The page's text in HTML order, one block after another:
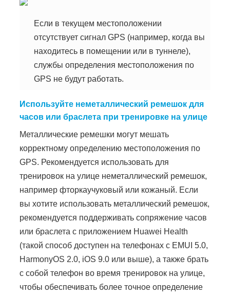
Если в текущем местоположении
отсутствует сигнал GPS (например, когда вы
находитесь в помещении или в туннеле),
службы определения местоположения по
GPS не будут работать.
Используйте неметаллический ремешок для
часов или браслета при тренировке на улице
Металлические ремешки могут мешать
корректному определению местоположения по
GPS. Рекомендуется использовать для
тренировок на улице неметаллический ремешок,
например фторкаучуковый или кожаный. Если
вы хотите использовать металлический ремешок,
рекомендуется поддерживать сопряжение часов
или браслета с приложением Huawei Health
(такой способ доступен на телефонах с EMUI 5.0,
HarmonyOS 2.0, iOS 9.0 или выше), а также брать
с собой телефон во время тренировок на улице,
чтобы обеспечивать более точное определение